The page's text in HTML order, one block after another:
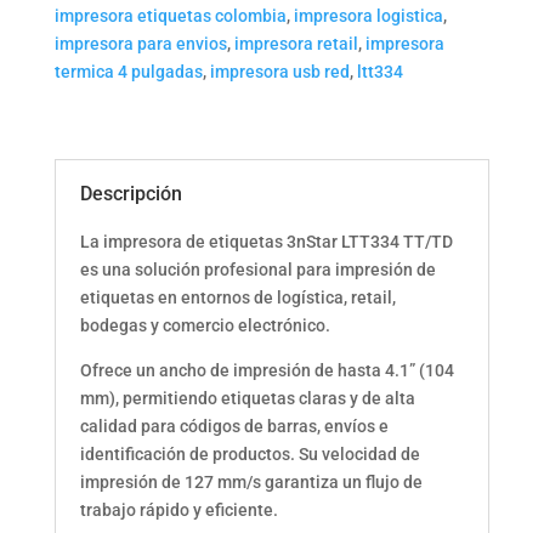
impresora etiquetas colombia, impresora logistica,
impresora para envios, impresora retail , impresora
termica 4 pulgadas, impresora usb red, ltt334
Descripción
La impresora de etiquetas 3nStar LTT334 TT/TD
es una solución profesional para impresión de
etiquetas en entornos de logística, retail,
bodegas y comercio electrónico.
Ofrece un ancho de impresión de hasta 4.1” (104
mm), permitiendo etiquetas claras y de alta
calidad para códigos de barras, envíos e
identificación de productos. Su velocidad de
impresión de 127 mm/s garantiza un flujo de
trabajo rápido y eficiente.